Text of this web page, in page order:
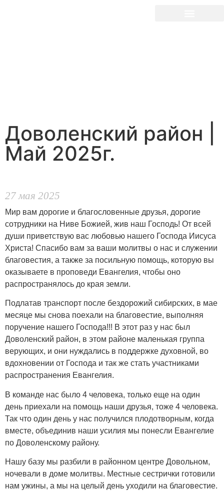
Доволенский район |
Май 2025г.
27 мая 2025
Мир вам дорогие и благословенные друзья, дорогие
сотрудники на Ниве Божией, жив наш Господь! От всей
души приветствую вас любовью нашего Господа Иисуса
Христа! Спасибо вам за ваши молитвы о нас и служении
благовестия, а также за посильную помощь, которую вы
оказываете в проповеди Евангелия, чтобы оно
распространялось до края земли.
Подлатав транспорт после бездорожий сибирских, в мае
месяце мы снова поехали на благовестие, выполняя
поручение нашего Господа!!! В этот раз у нас был
Доволенский район, в этом районе маленькая группа
верующих, и они нуждались в поддержке духовной, во
вдохновении от Господа и так же стать участниками
распространения Евангелия.
В команде нас было 4 человека, только еще на один
день приехали на помощь наши друзья, тоже 4 человека.
Так что один день у нас получился плодотворным, когда
вместе, объединив наши усилия мы понесли Евангелие
по Доволенскому району.
Нашу базу мы разбили в районном центре Довольном,
ночевали в доме молитвы. Местные сестрички готовили
нам ужины, а мы на целый день уходили на благовестие.